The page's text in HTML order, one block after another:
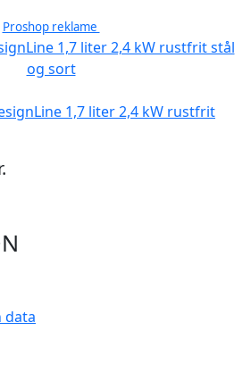
Proshop reklame
1,7 liter 2,4 kW rustfrit
data